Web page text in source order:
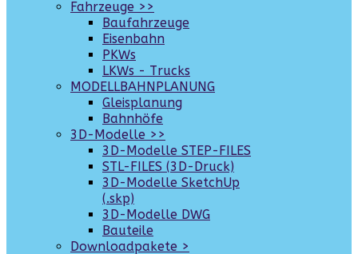
Fahrzeuge >>
Baufahrzeuge
Eisenbahn
PKWs
LKWs - Trucks
MODELLBAHNPLANUNG
Gleisplanung
Bahnhöfe
3D-Modelle >>
3D-Modelle STEP-FILES
STL-FILES (3D-Druck)
3D-Modelle SketchUp
(.skp)
3D-Modelle DWG
Bauteile
Downloadpakete >